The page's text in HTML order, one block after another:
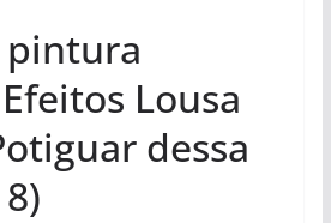
pintura
Lousa
dessa